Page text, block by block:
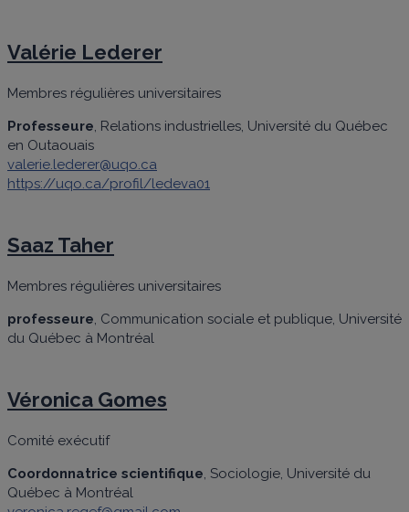
Valérie Lederer
Membres régulières universitaires
Professeure , Relations industrielles, Université du Québec
en Outaouais
valerie.lederer@uqo.ca
https://uqo.ca/profil/ledeva01
Saaz Taher
Membres régulières universitaires
professeure , Communication sociale et publique, Université
du Québec à Montréal
Véronica Gomes
Comité exécutif
Coordonnatrice scientifique , Sociologie, Université du
Québec à Montréal